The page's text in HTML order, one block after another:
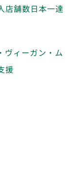
店舗数日本一達
ヴィーガン・ム
援